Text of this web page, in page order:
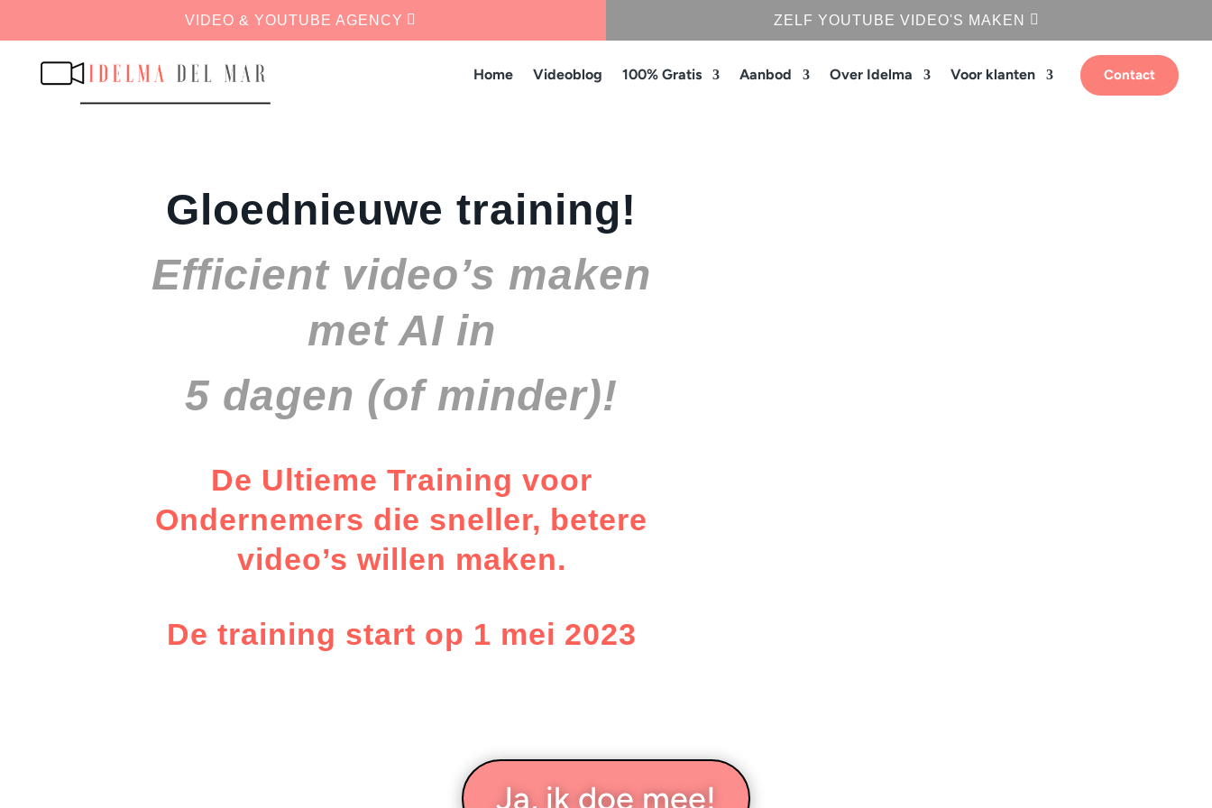
VIDEO & YOUTUBE AGENCY ZELF YOUTUBE VIDEO'S MAKEN
Home Videoblog 100% Gratis Aanbod Over Idelma Voor klanten Contact
Gloednieuwe training!
Efficient video’s maken
met AI in
5 dagen (of minder)!
De Ultieme Training voor
Ondernemers die sneller, betere
video’s willen maken.
De training start op 1 mei 2023
Ja, ik doe mee!